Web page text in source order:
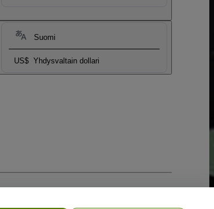
Suomi
US$ Yhdysvaltain dollari